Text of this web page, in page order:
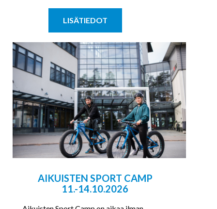
LISÄTIEDOT
AIKUISTEN SPORT CAMP
11.-14.10.2026